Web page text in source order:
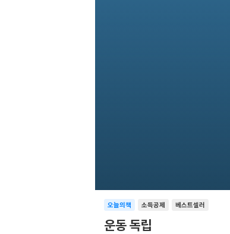
소득공제 베스트셀러
오늘의책
운동 독립